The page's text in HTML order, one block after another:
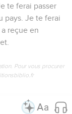
te ferai passer
pays. Je te ferai
reçue en
Pour vous procurer